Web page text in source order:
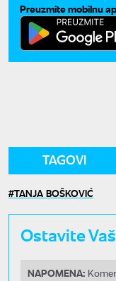
Preuzmite mobilnu
TAGOVI
TANJA BOŠKOVIĆ
Ostavite
NAPOMENA: